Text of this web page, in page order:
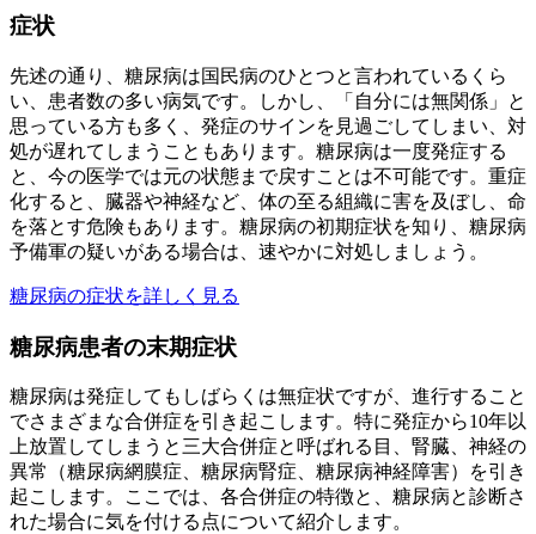
症状
先述の通り、糖尿病は国民病のひとつと言われているくら
い、患者数の多い病気です。しかし、「自分には無関係」と
思っている方も多く、発症のサインを見過ごしてしまい、対
処が遅れてしまうこともあります。糖尿病は一度発症する
と、今の医学では元の状態まで戻すことは不可能です。重症
化すると、臓器や神経など、体の至る組織に害を及ぼし、命
を落とす危険もあります。糖尿病の初期症状を知り、糖尿病
予備軍の疑いがある場合は、速やかに対処しましょう。
糖尿病の症状を詳しく見る
糖尿病患者の末期症状
糖尿病は発症してもしばらくは無症状ですが、進行すること
でさまざまな合併症を引き起こします。特に発症から10年以
上放置してしまうと三大合併症と呼ばれる目、腎臓、神経の
異常（糖尿病網膜症、糖尿病腎症、糖尿病神経障害）を引き
起こします。ここでは、各合併症の特徴と、糖尿病と診断さ
れた場合に気を付ける点について紹介します。